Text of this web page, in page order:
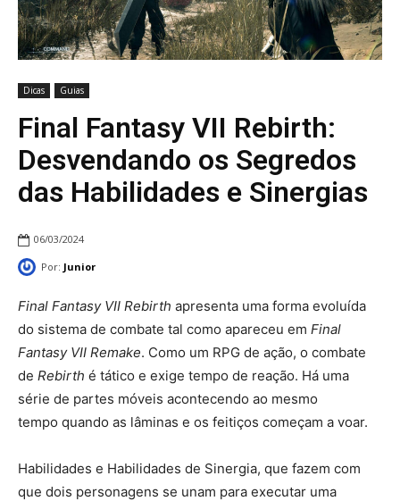
Dicas Guias
Final Fantasy VII Rebirth:
Desvendando os Segredos
das Habilidades e Sinergias
06/03/2024
Por: Junior
Final Fantasy VII Rebirth apresenta uma forma evoluída
do sistema de combate tal como apareceu em Final
Fantasy VII Remake. Como um RPG de ação, o combate
de Rebirth é tático e exige tempo de reação. Há uma
série de partes móveis acontecendo ao mesmo
tempo quando as lâminas e os feitiços começam a voar.
Habilidades e Habilidades de Sinergia, que fazem com
que dois personagens se unam para executar uma